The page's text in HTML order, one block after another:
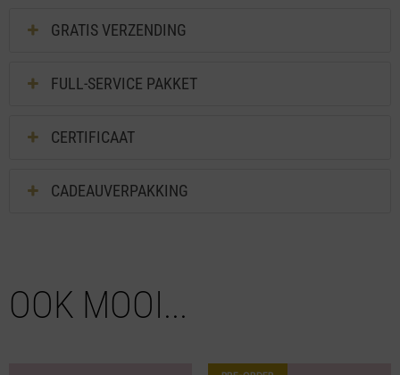
GRATIS VERZENDING
FULL-SERVICE PAKKET
CERTIFICAAT
CADEAUVERPAKKING
OOK MOOI...